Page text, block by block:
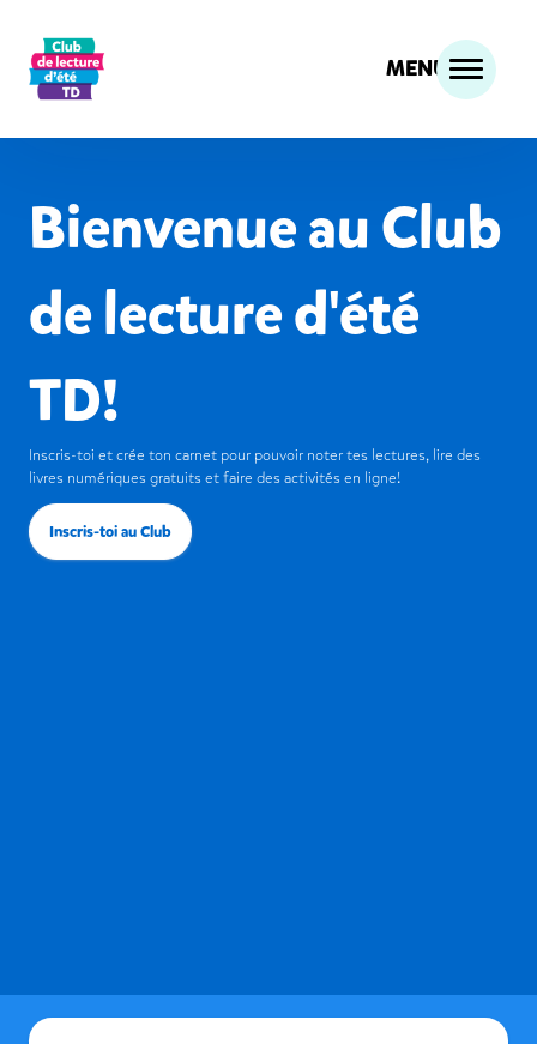
MENU
Bienvenue au Club
de lecture d'été
TD!
Inscris-toi et crée ton carnet pour pouvoir noter tes lectures, lire des
livres numériques gratuits et faire des activités en ligne!
Inscris-toi au Club